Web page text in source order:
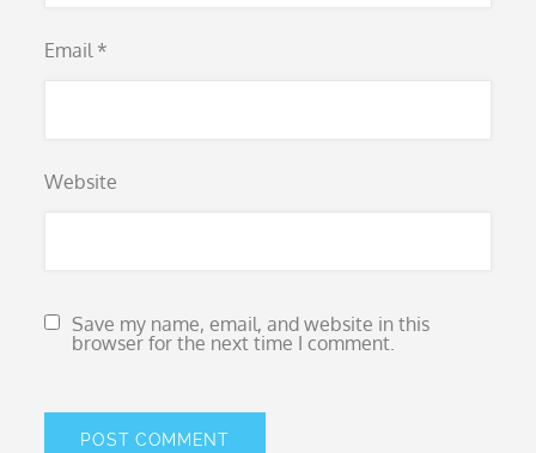
Email *
Website
Save my name, email, and website in this
browser for the next time I comment.